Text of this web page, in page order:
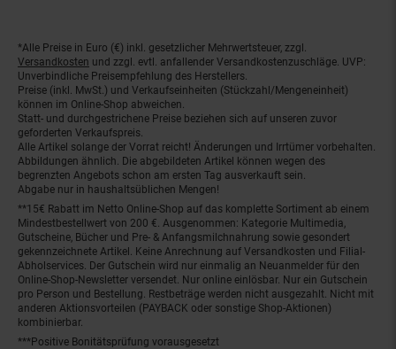
Fußnoten
*Alle Preise in Euro (€) inkl. gesetzlicher Mehrwertsteuer, zzgl.
Versandkosten und zzgl. evtl. anfallender Versandkostenzuschläge. UVP:
Unverbindliche Preisempfehlung des Herstellers.
Preise (inkl. MwSt.) und Verkaufseinheiten (Stückzahl/Mengeneinheit)
können im Online-Shop abweichen.
Statt- und durchgestrichene Preise beziehen sich auf unseren zuvor
geforderten Verkaufspreis.
Alle Artikel solange der Vorrat reicht! Änderungen und Irrtümer vorbehalten.
Abbildungen ähnlich. Die abgebildeten Artikel können wegen des
begrenzten Angebots schon am ersten Tag ausverkauft sein.
Abgabe nur in haushaltsüblichen Mengen!
**15€ Rabatt im Netto Online-Shop auf das komplette Sortiment ab einem
Mindestbestellwert von 200 €. Ausgenommen: Kategorie Multimedia,
Gutscheine, Bücher und Pre- & Anfangsmilchnahrung sowie gesondert
gekennzeichnete Artikel. Keine Anrechnung auf Versandkosten und Filial-
Abholservices. Der Gutschein wird nur einmalig an Neuanmelder für den
Online-Shop-Newsletter versendet. Nur online einlösbar. Nur ein Gutschein
pro Person und Bestellung. Restbeträge werden nicht ausgezahlt. Nicht mit
anderen Aktionsvorteilen (PAYBACK oder sonstige Shop-Aktionen)
kombinierbar.
***Positive Bonitätsprüfung vorausgesetzt